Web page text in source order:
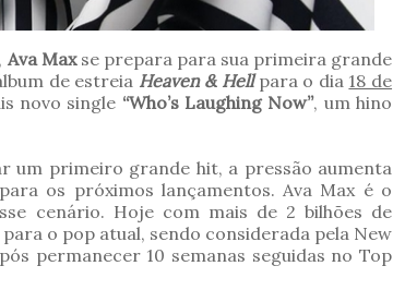
Ava Maxse prepara para sua primeira grande
de estreia Heaven & Hellpara o dia 18 de
novo single “Who’s Laughing Now”, um hino
um primeiro grande hit, a pressão aumenta
os próximos lançamentos. Ava Max é o
cenário. Hoje com mais de 2 bilhões de
o pop atual, sendo considerada pela New
permanecer 10 semanas seguidas no Top